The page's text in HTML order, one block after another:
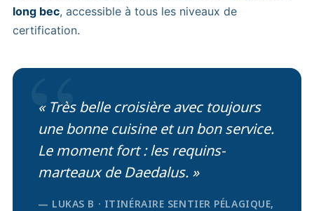
long bec, accessible à tous les niveaux de
certification.
“
« Très belle croisière avec toujours
une bonne cuisine et un bon service.
Le moment fort : les requins-
marteaux de Daedalus. »
— LUKAS B · ITINÉRAIRE SENTIER PÉLAGIQUE,